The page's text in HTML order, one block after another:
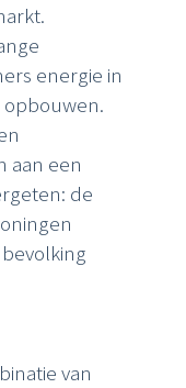
energie in
aan een
de
van